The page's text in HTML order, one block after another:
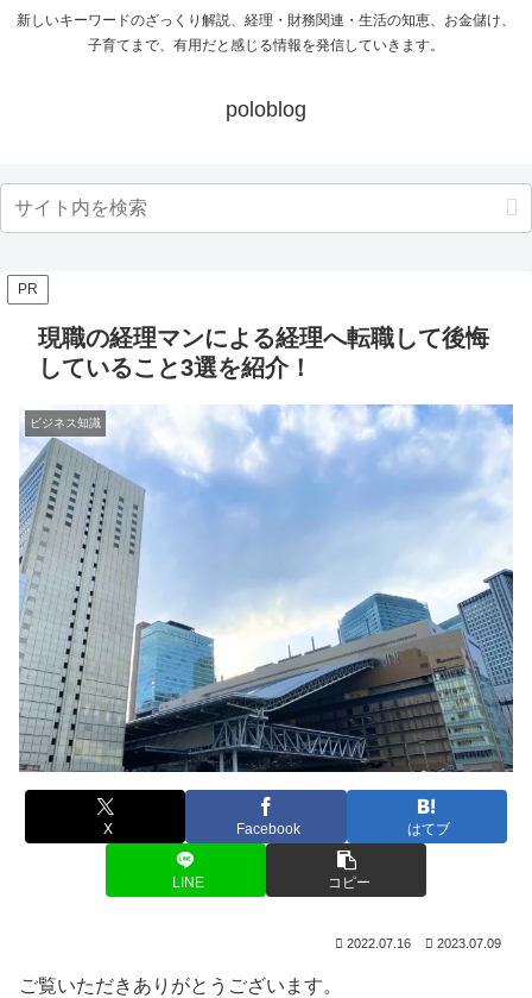
新しいキーワードのざっくり解説、経理・財務関連・生活の知恵、お金儲け、
子育てまで、有用だと感じる情報を発信していきます。
poloblog
PR
現職の経理マンによる経理へ転職して後悔
していること3選を紹介！
ビジネス知識
X Facebook はてブ
LINE コピー
2022.07.16 2023.07.09
ご覧いただきありがとうございます。